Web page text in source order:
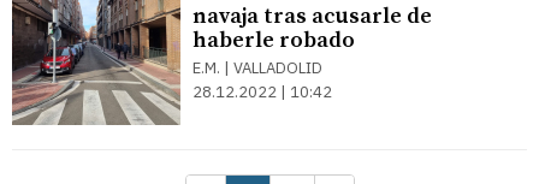
navaja tras acusarle de
haberle robado
E.M. | VALLADOLID
28.12.2022 | 10:42